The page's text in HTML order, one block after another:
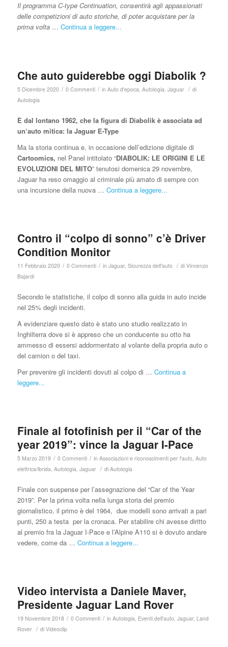
Il programma C-type Continuation, consentirà agli appassionati
delle competizioni di auto storiche, di poter acquistare per la
prima volta … Continua a leggere...
Che auto guiderebbe oggi Diabolik ?
5 Dicembre 2020 / 0 Commenti / in Auto d'epoca Autologia Jaguar / di
Autologia
È dal lontano 1962, che la figura di Diabolik è associata ad
un‘auto mitica: la Jaguar E-Type
Ma la storia continua e, in occasione dell’edizione digitale di
Cartoomics, nel Panel intitolato “DIABOLIK: LE ORIGINI E LE
EVOLUZIONI DEL MITO” tenutosi domenica 29 novembre,
Jaguar ha reso omaggio al criminale più amato di sempre con
una incursione della nuova … Continua a leggere...
Contro il “colpo di sonno” c’è Driver
Condition Monitor
11 Febbraio 2020 / 0 Commenti / in Jaguar, Sicurezza dell'auto / di Vincenzo
Bajardi
Secondo le statistiche, il colpo di sonno alla guida in auto incide
nel 25% degli incidenti.
A evidenziare questo dato è stato uno studio realizzato in
Inghilterra dove si è appreso che un conducente su otto ha
ammesso di essersi addormentato al volante della propria auto o
del camion o del taxi.
Per prevenire gli incidenti dovuti al colpo di … Continua a
leggere...
Finale al fotofinish per il “Car of the
year 2019”: vince la Jaguar I-Pace
5 Marzo 2019 / 0 Commenti / in Associazioni e riconoscimenti per l'auto, Auto
elettrica/ibrida Autologia Jaguar / di Autologia
Finale con suspense per l’assegnazione del “Car of the Year
2019”. Per la prima volta nella lunga storia del premio
giornalistico, il primo è del 1964, due modelli sono arrivati a pari
punti, 250 a testa per la cronaca. Per stabilire chi avesse diritto
al premio fra la Jaguar I-Pace e l’Alpine A110 si è dovuto andare
vedere, come da … Continua a leggere...
Video intervista a Daniele Maver,
Presidente Jaguar Land Rover
19 Novembre 2018 / 0 Commenti / in Autologia Eventi dell'auto, Jaguar, Land
Rover / di Videoclip